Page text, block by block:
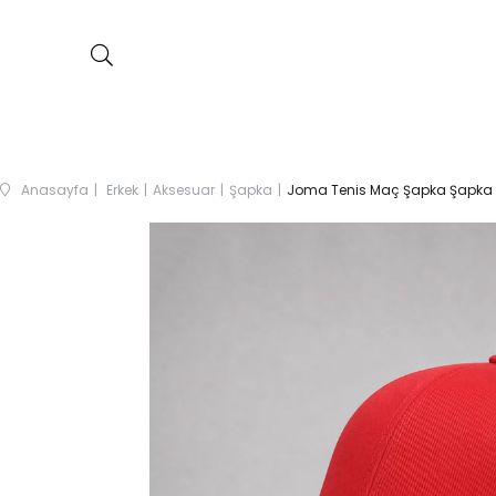
Anasayfa Erkek Aksesuar Şapka Joma Tenis Maç Şapka